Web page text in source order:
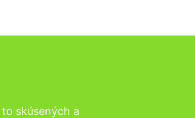
skúsených a